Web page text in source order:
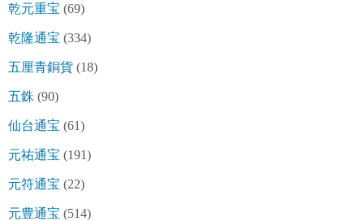
乾元重宝 (69)
乾隆通宝 (334)
五厘青銅貨 (18)
五銖 (90)
仙台通宝 (61)
元祐通宝 (191)
元符通宝 (22)
元豊通宝 (514)